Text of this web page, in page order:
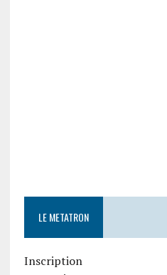
LE METATRON
Inscription